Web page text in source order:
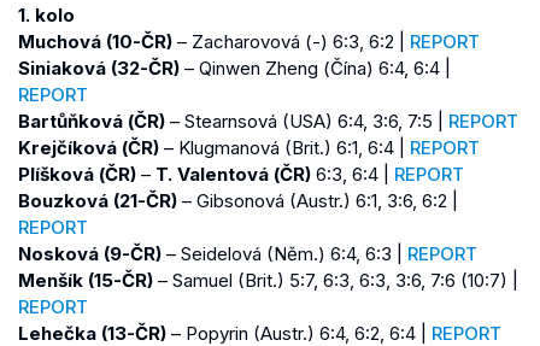
1. kolo
Muchová (10-ČR) – Zacharovová (-) 6:3, 6:2 | REPORT
Siniaková (32-ČR) – Qinwen Zheng (Čína) 6:4, 6:4 |
REPORT
Bartůňková (ČR) – Stearnsová (USA) 6:4, 3:6, 7:5 | REPORT
Krejčíková (ČR) – Klugmanová (Brit.) 6:1, 6:4 | REPORT
Plíšková (ČR) – T. Valentová (ČR) 6:3, 6:4 | REPORT
Bouzková (21-ČR) – Gibsonová (Austr.) 6:1, 3:6, 6:2 |
REPORT
Nosková (9-ČR) – Seidelová (Něm.) 6:4, 6:3 | REPORT
Menšík (15-ČR) – Samuel (Brit.) 5:7, 6:3, 6:3, 3:6, 7:6 (10:7) |
REPORT
Lehečka (13-ČR) – Popyrin (Austr.) 6:4, 6:2, 6:4 | REPORT